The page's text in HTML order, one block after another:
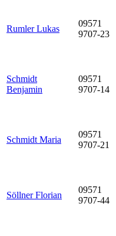
Rumler Lukas
09571
9707-23
Schmidt
Benjamin
09571
9707-14
Schmidt Maria
09571
9707-21
Söllner Florian
09571
9707-44